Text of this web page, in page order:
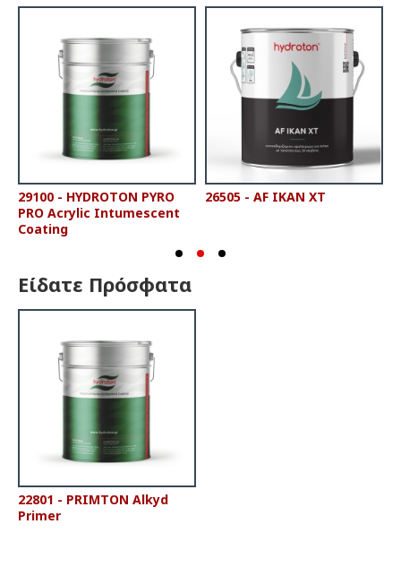
29100 - HYDROTON PYRO
PRO Acrylic Intumescent
Coating
26505 - AF IKAN XT
Είδατε Πρόσφατα
22801 - PRIMTON Alkyd
Primer